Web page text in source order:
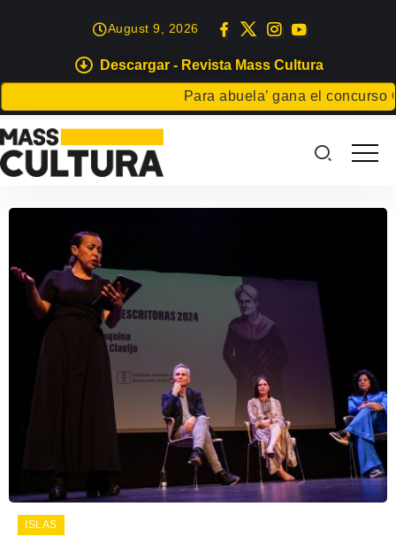
Descargar - Revista Mass Cultura
Para abuela’ gana el concurso
August 9, 2026
ISLAS